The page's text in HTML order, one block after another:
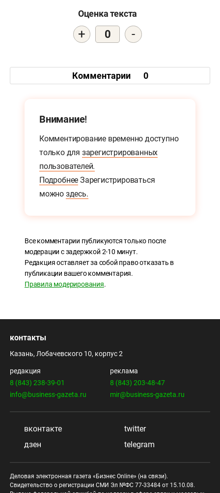
Оценка текста
+ 0 -
Комментарии 0
Внимание!
Комментирование временно доступно
только для зарегистрированных
пользователей.
Подробнее Зарегистрироваться
можно здесь.
Все комментарии публикуются только после
модерации с задержкой 2-10 минут.
Редакция оставляет за собой право отказать в
публикации вашего комментария.
Правила модерирования.
контакты
Казань, Лобачевского 10, корпус 2
редакция
8 (843) 238-39-01
info@business-gazeta.ru
реклама
8 (843) 203-48-47
mir@business-gazeta.ru
вконтакте
twitter
дзен
telegram
Деловая электронная газета «Бизнес Online» (на связи).
Свидетельство о регистрации СМИ Эл №ФС 77-33484 от 15.10.08.